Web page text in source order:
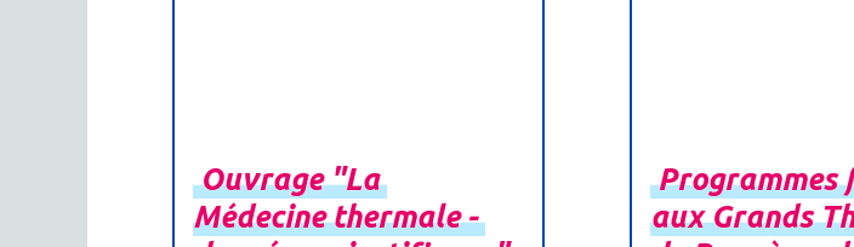
Ouvrage"La
Médecinethermale-
Programmes
auxGrands